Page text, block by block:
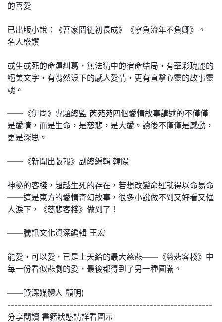
的喜愛
已出版小說：《吾家囧徒初長成》《寧負流年不負卿》。
名人盛讚
或生或死的命運糾葛，無法猜中的宿命結局，有華彩瑰麗的
絕美文字，有潸然淚下的感人愛情，更有直擊心靈的故事靈
魂。
——《伊周》專題總監 芮苑苑四個愛情故事講述的不僅僅
是愛情，而是生命，是慈悲，是大愛。讀後不僅僅是感動，
更是深思。
——《新聞出版報》副總編輯 韓陽
神秘的客棧，超越生死的存在，若想改變命運就得以命易命
——這是東方的愛情奇幻故事，很多小說做不到又好看又催
人淚下，《慈悲客棧》做到了！
——騰訊文化資深編輯 王宏
能愛，可以愛，已是上天給的最大慈悲——《慈悲客棧》中
每一份看似悲劇的愛，最後都得到了另一種圓滿。
——資深媒體人 顧明)
-----------------------------------------------------------
分享閱讀 書籍狀態請詳看圖示